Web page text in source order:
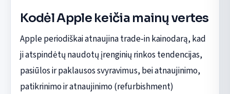
Kodėl Apple keičia mainų vertes
Apple periodiškai atnaujina trade‑in kainodarą, kad
ji atspindėtų naudotų įrenginių rinkos tendencijas,
pasiūlos ir paklausos svyravimus, bei atnaujinimo,
patikrinimo ir atnaujinimo (refurbishment)